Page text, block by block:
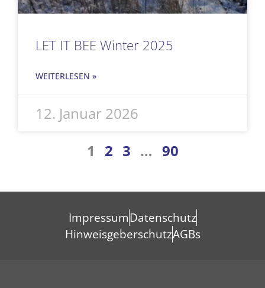
LET IT BEE Winter 2025
WEITERLESEN »
12. Januar 2026
1 2 3 … 90
ImpressumDatenschutz
HinweisgeberschutzAGBs